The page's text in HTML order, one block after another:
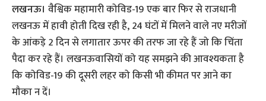
लखनऊ। वैश्विक महामारी कोविड-19 एक बार फिर से राजधानी
लखनऊ में हावी होती दिख रही है, 24 घंटों में मिलने वाले नए मरीजों
के आंकड़े 2 दिन से लगातार ऊपर की तरफ जा रहे हैं जो कि चिंता
पैदा कर रहे हैं। लखनऊवासियों को यह समझने की आवश्यकता है
कि‍ कोविड-19 की दूसरी लहर को किसी भी कीमत पर आने का
मौका न दें।